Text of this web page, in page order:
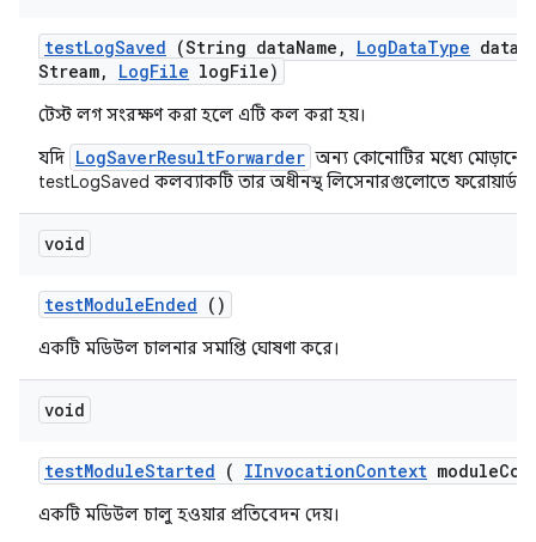
testLogSaved (String dataName , LogDataType data
Stream, LogFile logFile)
টেস্ট লগ সংরক্ষণ করা হলে এটি কল করা হয়।
যদি LogSaverResultForwarder অন্য কোনোটির মধ্যে মোড়ানো
testLogSaved কলব্যাকটি তার অধীনস্থ লিসেনারগুলোতে ফরোয়ার্ড
void
testModuleEnded ()
একটি মডিউল চালনার সমাপ্তি ঘোষণা করে।
void
testModuleStarted ( IInvocationContext module
একটি মডিউল চালু হওয়ার প্রতিবেদন দেয়।